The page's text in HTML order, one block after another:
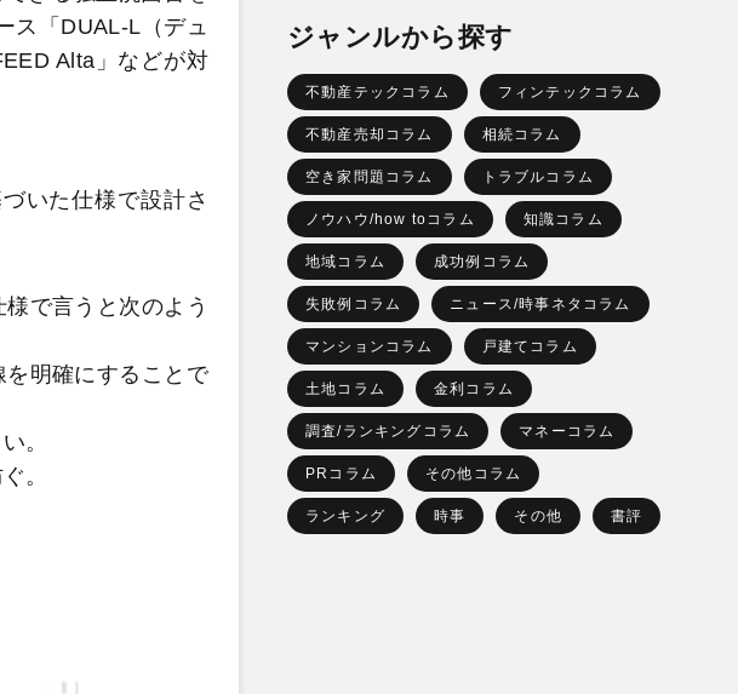
ス「DUAL-L（デュ
Alta」などが対
いた仕様で設計さ
で言うと次のよう
明確にすることで
。
。
ジャンルから探す
不動産テックコラム フィンテックコラム
不動産売却コラム 相続コラム
空き家問題コラム トラブルコラム
ノウハウ/how toコラム 知識コラム
地域コラム 成功例コラム
失敗例コラム ニュース/時事ネタコラム
マンションコラム 戸建てコラム
土地コラム 金利コラム
調査/ランキングコラム マネーコラム
PRコラム その他コラム
ランキング 時事 その他 書評